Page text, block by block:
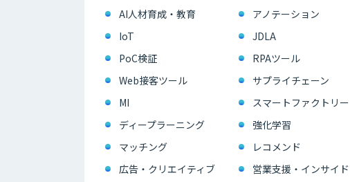
AI人材育成・教育
アノテーション
IoT
JDLA
PoC検証
RPAツール
Web接客ツール
サプライチェーン
MI
スマートファクトリー
ディープラーニング
強化学習
マッチング
レコメンド
広告・クリエイティブ